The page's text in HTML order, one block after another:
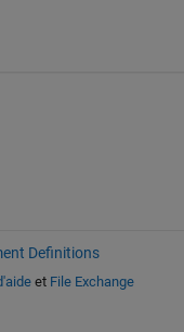
Definitions
et File Exchange